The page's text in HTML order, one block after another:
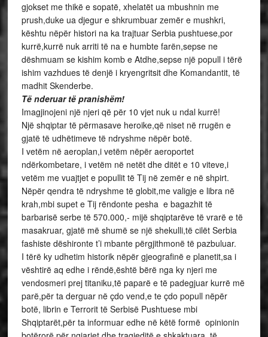
gjokset me thikë e sopatë, xhelatët ua mbushnin me
prush,duke ua djegur e shkrumbuar zemër e mushkri,
kështu nëpër histori na ka trajtuar Serbia pushtuese,por
kurrë,kurrë nuk arriti të na e humbte farën,sepse ne
dëshmuam se kishim komb e Atdhe,sepse një popull i tërë
ishim vazhdues të denjë i kryengritsit dhe Komandantit, të
madhit Skenderbe.
Të nderuar të pranishëm!
Imagjinojeni një njeri që për 10 vjet nuk u ndal kurrë!
Një shqiptar të përmasave heroike,që niset në rrugën e
gjatë të udhëtimeve të ndryshme nëpër botë.
I vetëm në aeroplan,i vetëm nëpër aeroportet
ndërkombetare, i vetëm në netët dhe ditët e 10 viteve,i
vetëm me vuajtjet e popullit të Tij në zemër e në shpirt.
Nëpër qendra të ndryshme të globit,me valigje e libra në
krah,mbi supet e Tij rëndonte pesha e bagazhit të
barbarisë serbe të 570.000,- mijë shqiptarëve të vrarë e të
masakruar, gjatë më shumë se një shekulli,të cilët Serbia
fashiste dëshironte t’i mbante përgjithmonë të pazbuluar.
I tërë ky udhetim historik nëpër gjeografinë e planetit,sa i
vështirë aq edhe i rëndë,është bërë nga ky njeri me
vendosmeri prej titaniku,të paparë e të padegjuar kurrë më
parë,për ta derguar në çdo vend,e te çdo popull nëpër
botë, librin e Terrorit të Serbisë Pushtuese mbi
Shqiptarët,për ta informuar edhe në këtë formë opinionin